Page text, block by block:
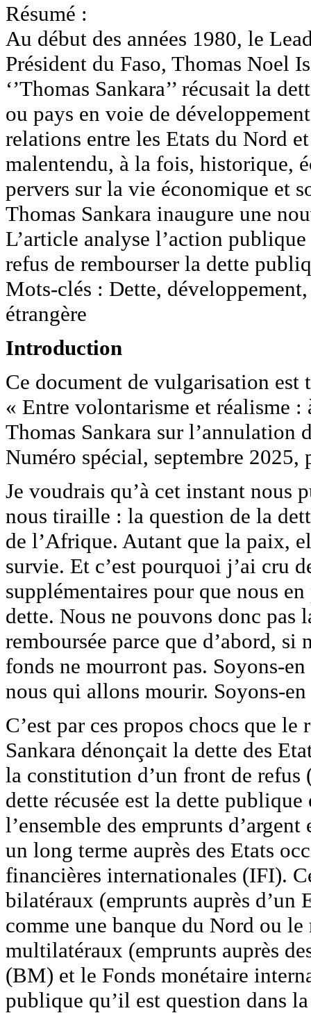
Résumé :
Au début des années 1980, le
Président du Faso, Thomas Noel
‘’Thomas Sankara’’ récusait la
ou pays en voie de
relations entre les Etats du Nord
malentendu, à la fois, historique,
pervers sur la vie économique et
Thomas Sankara inaugure une
L’article analyse l’action
refus de rembourser la dette
Mots-clés : Dette,
étrangère
Introduction
Ce document de vulgarisation
« Entre volontarisme et réalisme :
Thomas Sankara sur l’annulation
Numéro spécial, septembre 2025,
Je voudrais qu’à cet instant nous
nous tiraille : la question de la
de l’Afrique. Autant que la paix,
survie. Et c’est pourquoi j’ai cru
supplémentaires pour que nous
dette. Nous ne pouvons donc
remboursée parce que d’abord, si
fonds ne mourront pas. Soyons-
nous qui allons mourir. Soyons-
C’est par ces propos chocs que
Sankara dénonçait la dette des
la constitution d’un front de
dette récusée est la dette
l’ensemble des emprunts
un long terme auprès des Etats
financières internationales (IFI).
bilatéraux (emprunts auprès
comme une banque du Nord ou
multilatéraux (emprunts auprès
(BM) et le Fonds monétaire
publique qu’il est question dans